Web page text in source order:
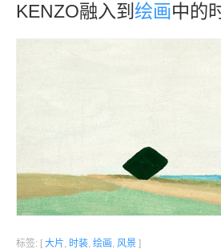
KENZO融入到 绘画中的
标签: [ 大片, 时装, 绘画, 风景 ]